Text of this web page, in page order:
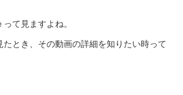
て見ますよね。
とき、その動画の詳細を知りたい時って